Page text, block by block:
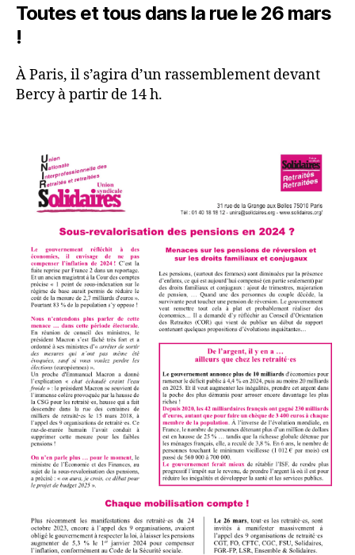
Toutes et tous dans la rue le 26 mars
!
À Paris, il s’agira d’un rassemblement devant
Bercy à partir de 14 h.